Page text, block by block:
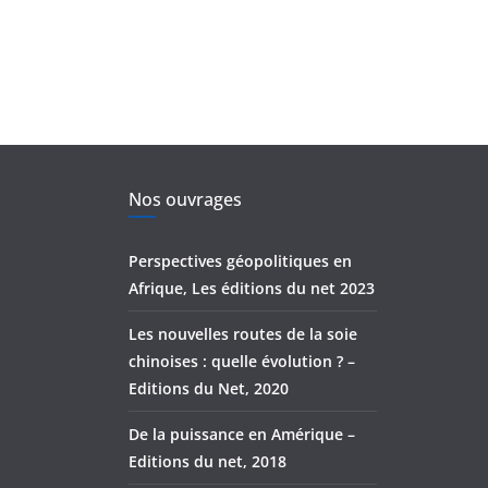
Nos ouvrages
Perspectives géopolitiques en
Afrique, Les éditions du net 2023
Les nouvelles routes de la soie
chinoises : quelle évolution ? –
Editions du Net, 2020
De la puissance en Amérique –
Editions du net, 2018